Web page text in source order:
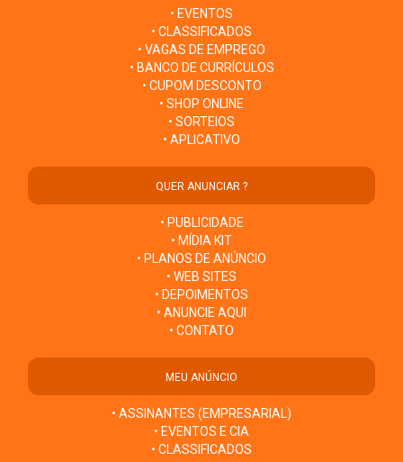
• EVENTOS
• CLASSIFICADOS
• VAGAS DE EMPREGO
• BANCO DE CURRÍCULOS
• CUPOM DESCONTO
• SHOP ONLINE
• SORTEIOS
• APLICATIVO
QUER ANUNCIAR ?
• PUBLICIDADE
• MÍDIA KIT
• PLANOS DE ANÚNCIO
• WEB SITES
• DEPOIMENTOS
• ANUNCIE AQUI
• CONTATO
MEU ANÚNCIO
• ASSINANTES (EMPRESARIAL)
• EVENTOS E CIA
• CLASSIFICADOS